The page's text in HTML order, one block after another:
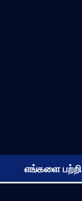
எங்களை பற்றி